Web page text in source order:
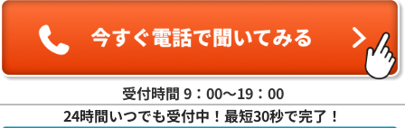
受付時間 9：00〜19：00
24時間いつでも受付中！最短30秒で完了！